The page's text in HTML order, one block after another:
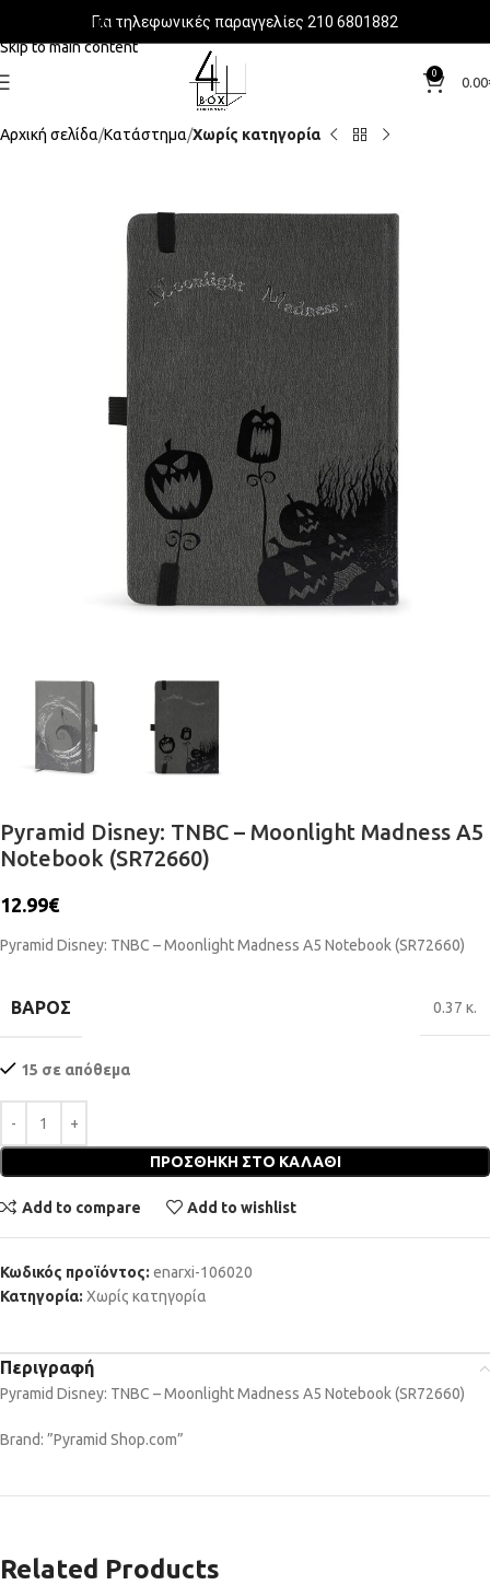
Skip to navigation
Skip to main content
Για τηλεφωνικές παραγγελίες 210 6801882
0
0.00
Αρχική σελίδα Κατάστημα Χωρίς κατηγορία
Pyramid Disney: TNBC – Moonlight Madness A5
Notebook (SR72660)
12.99€
Pyramid Disney: TNBC – Moonlight Madness A5 Notebook (SR72660)
ΒΆΡΟΣ 0.37 κ.
15 σε απόθεμα
ΠΡΟΣΘΉΚΗ ΣΤΟ ΚΑΛΆΘΙ
Add to compare Add to wishlist
Κωδικός προϊόντος: enarxi-106020
Κατηγορία: Χωρίς κατηγορία
Περιγραφή
Pyramid Disney: TNBC – Moonlight Madness A5 Notebook (SR72660)
Brand: ”Pyramid Shop.com”
Related Products